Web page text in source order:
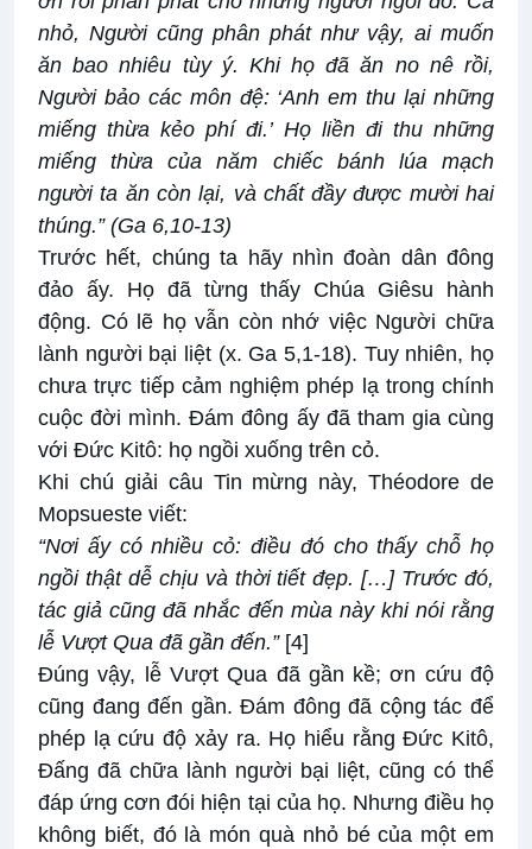
nhỏ, Người cũng phân phát như vậy, ai muốn
ăn bao nhiêu tùy ý. Khi họ đã ăn no nê rồi,
Người bảo các môn đệ: ‘Anh em thu lại những
miếng thừa kẻo phí đi.’ Họ liền đi thu những
miếng thừa của năm chiếc bánh lúa mạch
người ta ăn còn lại, và chất đầy được mười hai
thúng.”(Ga 6,10-13)
Trước hết, chúng ta hãy nhìn đoàn dân đông
đảo ấy. Họ đã từng thấy Chúa Giêsu hành
động. Có lẽ họ vẫn còn nhớ việc Người chữa
lành người bại liệt (x. Ga 5,1-18). Tuy nhiên, họ
chưa trực tiếp cảm nghiệm phép lạ trong chính
cuộc đời mình. Đám đông ấy đã tham gia cùng
với Đức Kitô: họ ngồi xuống trên cỏ.
Khi chú giải câu Tin mừng này, Théodore de
Mopsueste viết:
“Nơi ấy có nhiều cỏ: điều đó cho thấy chỗ họ
ngồi thật dễ chịu và thời tiết đẹp. […] Trước đó,
tác giả cũng đã nhắc đến mùa này khi nói rằng
lễ Vượt Qua đã gần đến.” [4]
Đúng vậy, lễ Vượt Qua đã gần kề; ơn cứu độ
cũng đang đến gần. Đám đông đã cộng tác để
phép lạ cứu độ xảy ra. Họ hiểu rằng Đức Kitô,
Đấng đã chữa lành người bại liệt, cũng có thể
đáp ứng cơn đói hiện tại của họ. Nhưng điều họ
không biết, đó là món quà nhỏ bé của một em